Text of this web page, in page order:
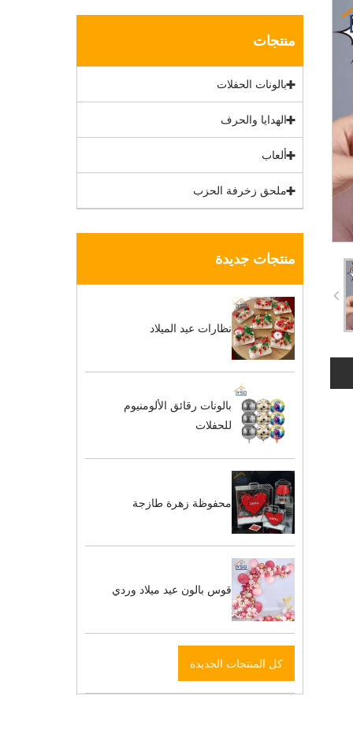
منتجات
بالونات الحفلات
الهدايا والحرف
ألعاب
ملحق زخرفة الحزب
منتجات جديدة
نظارات عيد الميلاد
بالونات رقائق الألومنيوم
للحفلات
محفوظة زهرة طازجة
قوس بالون عيد ميلاد وردي
كل المنتجات الجديدة